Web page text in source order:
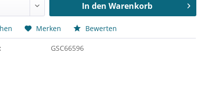
In den Warenkorb
Merken Bewerten
GSC66596